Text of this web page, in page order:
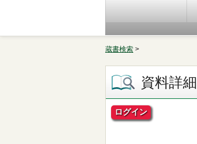
蔵書検索 >
資料詳細
ログイン